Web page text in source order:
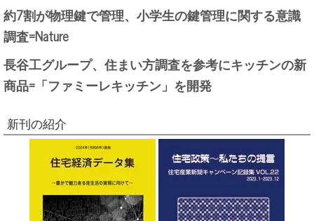
約7割が物理鍵で管理、小学生の鍵管理に関する意識
調査=Nature
長谷工グループ、住まい方調査を参考にキッチンの新
商品=「ファミーレキッチン」を開発
新刊の紹介